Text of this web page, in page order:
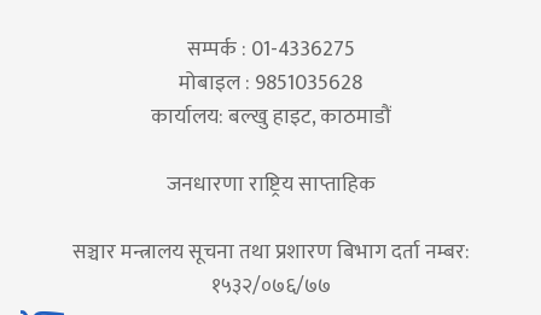
सम्पर्क : 01-4336275
मोबाइल : 9851035628
कार्यालय: बल्खु हाइट, काठमाडौं
जनधारणा राष्ट्रिय साप्ताहिक
सञ्चार मन्त्रालय सूचना तथा प्रशारण बिभाग दर्ता नम्बर:
१५३२/०७६/७७